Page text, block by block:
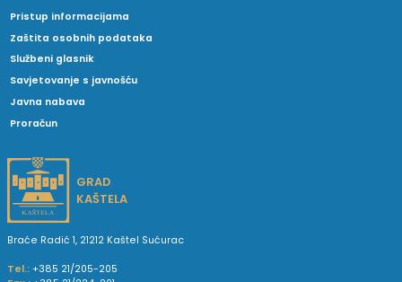
Pristup informacijama
Zaštita osobnih podataka
Službeni glasnik
Savjetovanje s javnošću
Javna nabava
Proračun
GRAD
KAŠTELA
Braće Radić 1, 21212 Kaštel Sućurac
Tel.: +385 21/205-205